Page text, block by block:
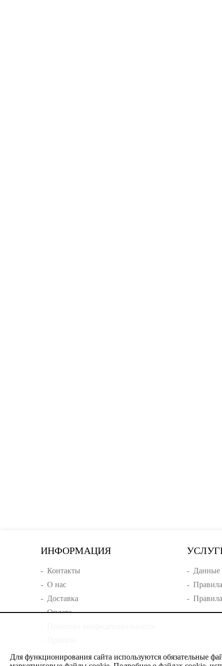
ИНФОРМАЦИЯ
- Контакты
- О нас
- Доставка
-Оплата
- Данные
-
-
Для функционирования сайта используются обязательные